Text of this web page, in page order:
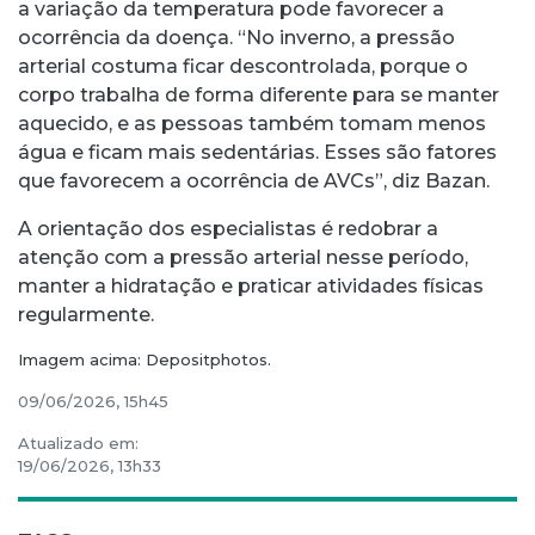
a variação da temperatura pode favorecer a
ocorrência da doença. “No inverno, a pressão
arterial costuma ficar descontrolada, porque o
corpo trabalha de forma diferente para se manter
aquecido, e as pessoas também tomam menos
água e ficam mais sedentárias. Esses são fatores
que favorecem a ocorrência de AVCs”, diz Bazan.
A orientação dos especialistas é redobrar a
atenção com a pressão arterial nesse período,
manter a hidratação e praticar atividades físicas
regularmente.
Imagem acima: Depositphotos.
09/06/2026, 15h45
Atualizado em:
19/06/2026, 13h33